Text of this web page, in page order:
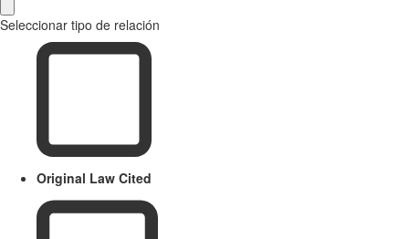
Seleccionar tipo de relación
Original Law Cited